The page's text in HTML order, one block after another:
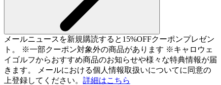
メールニュースを新規購読すると15%OFFクーポンプレゼン
ト。 ※一部クーポン対象外の商品があります ※キャロウェ
イゴルフからおすすめ商品のお知らせや様々な特典情報が届
きます。 メールにおける個人情報取扱いについてに同意の
上登録してください。 詳細はこちら